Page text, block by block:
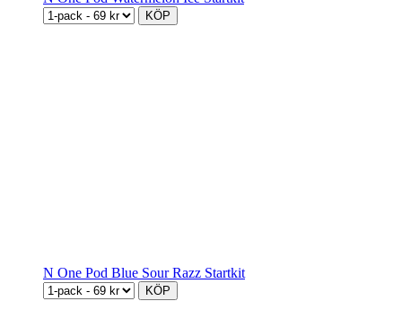
KÖP
N One Pod Blue Sour Razz Startkit
KÖP